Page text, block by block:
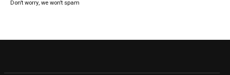
Don’t worry, we won’t spam